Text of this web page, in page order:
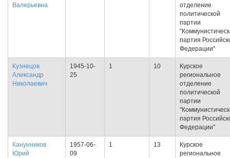
Валерьевна
отделение
политической
партии
партия
Федерации"
Кузнецов
Александр
Николаевич
1945-10-
25
1 10
Курское
региональное
отделение
политической
партии
партия
Федерации"
Канунников
Юрий
1957-06-
09
1 13
Курское
региональное